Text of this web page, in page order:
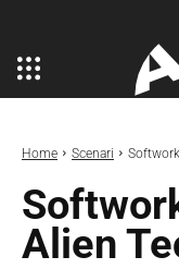
Home Scenari
Alien